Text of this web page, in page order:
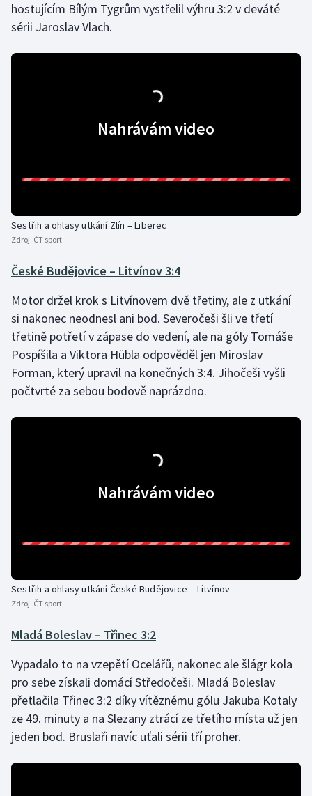
Ragby
Stolní tenis
Triatlon
Veslování
Vodní slalom
Volejbal
Ostatní
hostujícím Bílým Tygrům vystřelil výhru 3:2 v deváté
sérii Jaroslav Vlach.
Nahrávám video
Sestřih a ohlasy utkání Zlín – Liberec
Zdroj: ČT sport
České Budějovice – Litvínov 3:4
Motor držel krok s Litvínovem dvě třetiny, ale z utkání
si nakonec neodnesl ani bod. Severočeši šli ve třetí
třetině potřetí v zápase do vedení, ale na góly Tomáše
Pospíšila a Viktora Hübla odpověděl jen Miroslav
Forman, který upravil na konečných 3:4. Jihočeši vyšli
počtvrté za sebou bodově naprázdno.
Nahrávám video
Sestřih a ohlasy utkání České Budějovice – Litvínov
Zdroj: ČT sport
Mladá Boleslav – Třinec 3:2
Vypadalo to na vzepětí Ocelářů, nakonec ale šlágr kola
pro sebe získali domácí Středočeši. Mladá Boleslav
přetlačila Třinec 3:2 díky vítěznému gólu Jakuba Kotaly
ze 49. minuty a na Slezany ztrácí ze třetího místa už jen
jeden bod. Bruslaři navíc uťali sérii tří proher.